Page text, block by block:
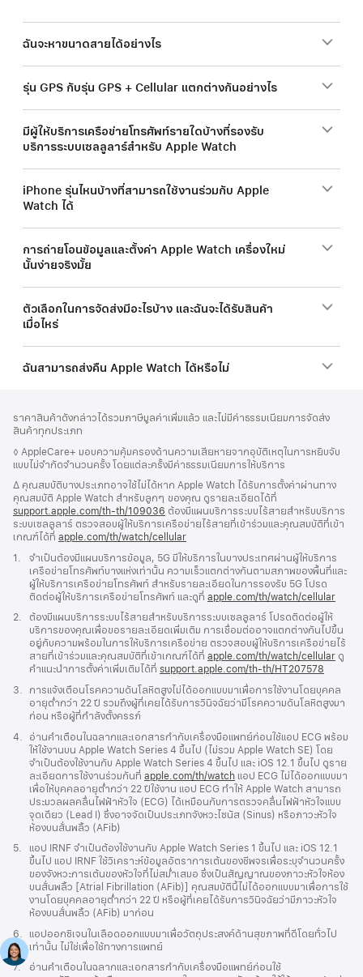
ฉันจะหาขนาดสายได้อย่างไร
รุ่น GPS กับรุ่น GPS + Cellular แตกต่างกันอย่างไร
มีผู้ให้บริการเครือข่ายโทรศัพท์รายใดบ้างที่รองรับ
บริการระบบเซลลูลาร์สำหรับ Apple Watch
iPhone รุ่นไหนบ้างที่สามารถใช้งานร่วมกับ Apple
Watch ได้
การถ่ายโอนข้อมูลและตั้งค่า Apple Watch เครื่องใหม่
นั้นง่ายจริงมั้ย
ตัวเลือกในการจัดส่งมีอะไรบ้าง และฉันจะได้รับสินค้า
เมื่อไหร่
ฉันสามารถส่งคืน Apple Watch ได้หรือไม่
ท้าย
กระดาษ
เชิงอรรถ
ราคาสินค้าดังกล่าวได้รวมภาษีมูลค่าเพิ่มแล้ว และไม่มีค่าธรรมเนียมการจัดส่ง
สินค้าทุกประเภท
เชิงอรรถ
◊ AppleCare+ มอบความคุ้มครองด้านความเสียหายจากอุบัติเหตุในการหยิบจับ
แบบไม่จำกัดจำนวนครั้ง โดยแต่ละครั้งมีค่าธรรมเนียมการให้บริการ
เชิงอรรถ
∆ คุณสมบัติบางประเภทอาจใช้ไม่ได้หาก Apple Watch ได้รับการตั้งค่าผ่านทาง
คุณสมบัติ Apple Watch สำหรับลูกๆ ของคุณ ดูรายละเอียดได้ที่
support.apple.com/th-th/109036 (เปิด
ใน
หน้าต่าง
ใหม่)
ต้องมีแผนบริการระบบไร้สายสำหรับบริการ
ระบบเซลลูลาร์ ตรวจสอบผู้ให้บริการเครือข่ายไร้สายที่เข้าร่วมและคุณสมบัติที่เข้า
เกณฑ์ได้ที่ apple.com/th/watch/cellular
เชิงอรรถ
1.
จำเป็นต้องมีแผนบริการข้อมูล, 5G มีให้บริการในบางประเทศผ่านผู้ให้บริการ
เครือข่ายโทรศัพท์บางแห่งเท่านั้น ความเร็วแตกต่างกันตามสภาพของพื้นที่และ
ผู้ให้บริการเครือข่ายโทรศัพท์ สำหรับรายละเอียดในการรองรับ 5G โปรด
ติดต่อผู้ให้บริการเครือข่ายโทรศัพท์ และดูที่ apple.com/th/watch/cellular
เชิงอรรถ
2.
ต้องมีแผนบริการระบบไร้สายสำหรับบริการระบบเซลลูลาร์ โปรดติดต่อผู้ให้
บริการของคุณเพื่อขอรายละเอียดเพิ่มเติม การเชื่อมต่ออาจแตกต่างกันไปขึ้น
อยู่กับความพร้อมในการให้บริการเครือข่าย ตรวจสอบผู้ให้บริการเครือข่ายไร้
สายที่เข้าร่วมและคุณสมบัติที่เข้าเกณฑ์ได้ที่ apple.com/th/watch/cellular ดู
คำแนะนำการตั้งค่าเพิ่มเติมได้ที่ support.apple.com/th-th/HT207578
หน้าต่าง
ใหม่)
เชิงอรรถ
3. การแจ้งเตือนโรคความดันโลหิตสูงไม่ได้ออกแบบมาเพื่อการใช้งานโดยบุคคล
อายุต่ำกว่า 22 ปี รวมถึงผู้ที่เคยได้รับการวินิจฉัยว่ามีโรคความดันโลหิตสูงมา
ก่อน หรือผู้ที่กำลังตั้งครรภ์
เชิงอรรถ
4. อ่านคำเตือนในฉลากและเอกสารกำกับเครื่องมือแพทย์ก่อนใช้แอป ECG พร้อม
ให้ใช้งานบน Apple Watch Series 4 ขึ้นไป (ไม่รวม Apple Watch SE) โดย
จำเป็นต้องใช้งานกับ Apple Watch Series 4 ขึ้นไป และ iOS 12.1 ขึ้นไป ดูราย
ละเอียดการใช้งานร่วมกันที่ apple.com/th/watch แอป ECG ไม่ได้ออกแบบมา
เพื่อให้บุคคลอายุต่ำกว่า 22 ปีใช้งาน แอป ECG ทำให้ Apple Watch สามารถ
ประมวลผลคลื่นไฟฟ้าหัวใจ (ECG) ได้เหมือนกับการตรวจคลื่นไฟฟ้าหัวใจแบบ
จุดเดียว (Lead I) ซึ่งอาจจัดเป็นประเภทจังหวะไซนัส (Sinus) หรือภาวะหัวใจ
ห้องบนสั่นพลิ้ว (AFib)
เชิงอรรถ
5.
แอป IRNF จำเป็นต้องใช้งานกับ Apple Watch Series 1 ขึ้นไป และ iOS 12.1
ขึ้นไป แอป IRNF ใช้วิเคราะห์ข้อมูลอัตราการเต้นของชีพจรเพื่อระบุจำนวนครั้ง
ของจังหวะการเต้นของหัวใจที่ไม่สม่ำเสมอ ซึ่งเป็นสัญญาณของภาวะหัวใจห้อง
บนสั่นพลิ้ว [Atrial Fibrillation (AFib)] คุณสมบัตินี้ไม่ได้ออกแบบมาเพื่อการใช้
งานโดยบุคคลอายุต่ำกว่า 22 ปี หรือผู้ที่เคยได้รับการวินิจฉัยว่ามีภาวะหัวใจ
ห้องบนสั่นพลิ้ว (AFib) มาก่อน
เชิงอรรถ
6. แอปออกซิเจนในเลือดออกแบบมาเพื่อวัตถุประสงค์ด้านสุขภาพที่ดีโดยทั่วไป
เท่านั้น ไม่ใช่เพื่อใช้ทางการแพทย์
เชิงอรรถ
7.
อ่านคำเตือนในฉลากและเอกสารกำกับเครื่องมือแพทย์ก่อนใช้